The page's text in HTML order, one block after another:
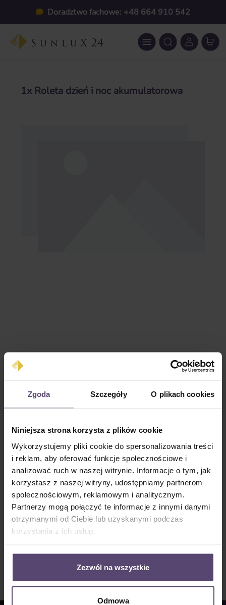
Zgoda Szczegóły O plikach cookies
Niniejsza strona korzysta z plików cookie
Wykorzystujemy pliki cookie do spersonalizowania treści
i reklam, aby oferować funkcje społecznościowe i
analizować ruch w naszej witrynie. Informacje o tym, jak
korzystasz z naszej witryny, udostępniamy partnerom
społecznościowym, reklamowym i analitycznym.
Partnerzy mogą połączyć te informacje z innymi danymi
otrzymanymi od Ciebie lub uzyskanymi podczas
korzystania z ich usług.
Zezwól na wszystkie
Odmowa
Przejdź do głównej zawartościDoradztwo fachowe: +48 664 910 542
1x Roleta dzień i noc akumulatorowa
1 151,16 zł
Ilość produktu: Wprowadź żądaną ilość lub użyj przycisków, aby zwiększyć lub
Numer produktu:SW10219
Opis
Roleta podwójna Ilość x 1… Więcej